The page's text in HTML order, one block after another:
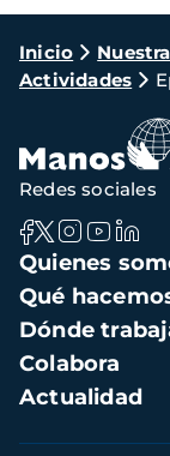
Ruta
de
Inicio
Actividades
Navegación
principal
Quienes
Qué
Dónde
Colabora
Actualidad
Redes sociales